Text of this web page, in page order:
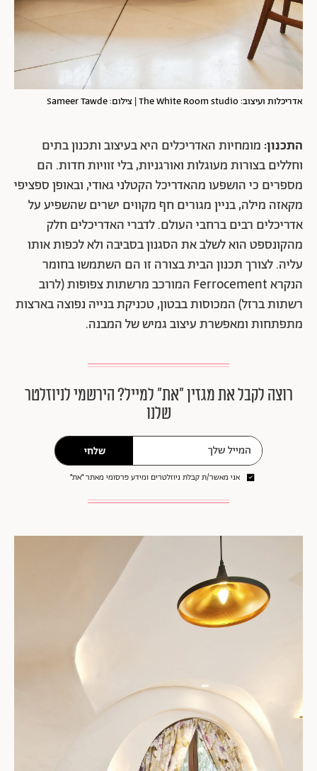
אדריכלות ועיצוב: The White Room studio | צילום: Sameer Tawde
התכנון: מומחיות האדריכלים היא בעיצוב ותכנון בתים
וחללים בצורות מעוגלות ואורגניות, בלי זוויות חדות. הם
מספרים כי הושפעו מהאדריכל הקטלני גאודי, ובאופן ספציפי
מקאזה מילה, בניין מגורים חף מקווים ישרים שהשפיע על
אדריכלים רבים ברחבי העולם. לדברי האדריכלים חלק
מהקונספט הוא לשלב את הסגנון בסביבה ולא לכפות אותו
עליה. לצורך תכנון הבית בצורה זו הם השתמשו בחומר
הנקרא Ferrocement המורכב מרשתות צפופות (לרוב
רשתות ברזל) המכוסות בבטון, טכניקת בנייה נפוצה בארצות
מתפתחות ומאפשרת עיצוב גמיש של המבנה.
רוצה לקבל את מגזין ״את״ למייל? הירשמי לניוזלטר
שלנו
שלחי
אני מאשר/ת קבלת ניוזלטרים ומידע פרסומי מאתר ״את״